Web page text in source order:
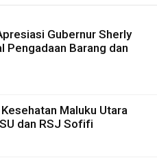
Gubernur Sherly
Barang dan
Maluku Utara
dan RSJ Sofifi